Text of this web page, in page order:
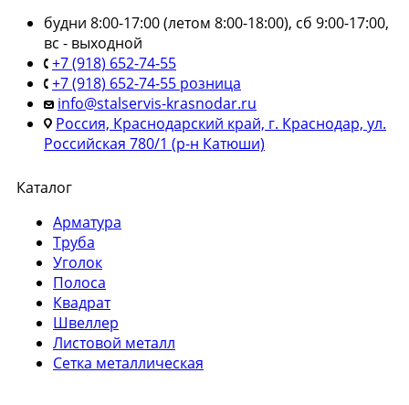
будни 8:00-17:00 (летом 8:00-18:00), сб 9:00-17:00,
вс - выходной
+7 (918) 652-74-55
+7 (918) 652-74-55 розница
info@stalservis-krasnodar.ru
Россия, Краснодарский край, г. Краснодар, ул.
Российская 780/1 (р-н Катюши)
Каталог
Арматура
Труба
Уголок
Полоса
Квадрат
Швеллер
Листовой металл
Сетка металлическая